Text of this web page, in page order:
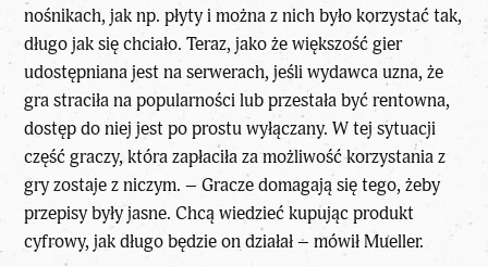
nośnikach, jak np. płyty i można z nich było korzystać tak,
długo jak się chciało. Teraz, jako że większość gier
udostępniana jest na serwerach, jeśli wydawca uzna, że
gra straciła na popularności lub przestała być rentowna,
dostęp do niej jest po prostu wyłączany. W tej sytuacji
część graczy, która zapłaciła za możliwość korzystania z
gry zostaje z niczym. – Gracze domagają się tego, żeby
przepisy były jasne. Chcą wiedzieć kupując produkt
cyfrowy, jak długo będzie on działał – mówił Mueller.